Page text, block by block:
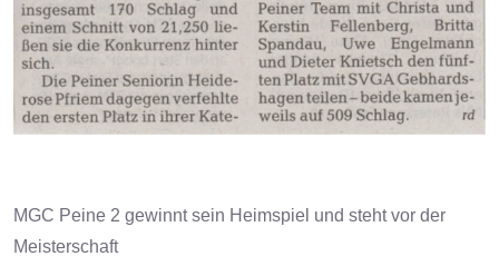
MGC Peine 2 gewinnt sein Heimspiel und steht vor der
Meisterschaft